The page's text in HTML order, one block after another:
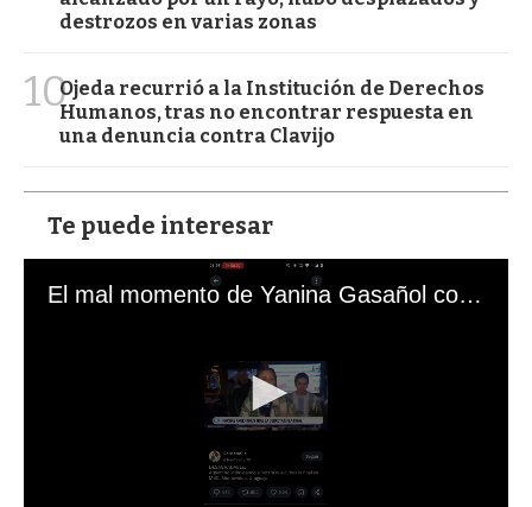
destrozos en varias zonas
10Ojeda recurrió a la Institución de Derechos
Humanos, tras no encontrar respuesta en
una denuncia contra Clavijo
Te puede interesar
El mal momento de Yanina Gasañol con un hincha argentino en "Subrayado"